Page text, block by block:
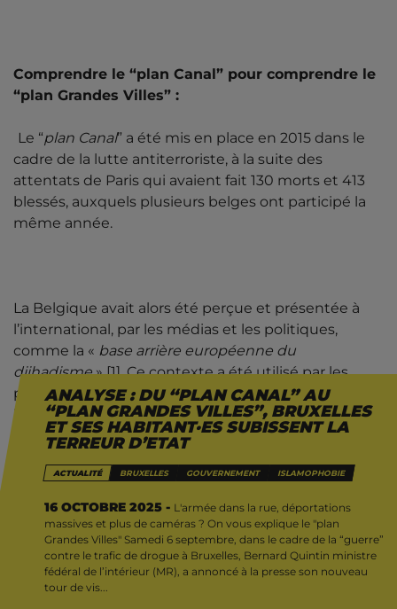
ANALYSE : DU “PLAN CANAL” AU
“PLAN GRANDES VILLES”, BRUXELLES
ET SES HABITANT·ES SUBISSENT LA
TERREUR D’ETAT
ACTUALITÉ BRUXELLES GOUVERNEMENT ISLAMOPHOBIE
16 OCTOBRE 2025 - L'armée dans la rue, déportations
massives et plus de caméras ? On vous explique le "plan
Grandes Villes" Samedi 6 septembre, dans le cadre de la “guerre”
contre le trafic de drogue à Bruxelles, Bernard Quintin ministre
fédéral de l’intérieur (MR), a annoncé à la presse son nouveau
tour de vis...
Comprendre le “plan Canal” pour comprendre le
“plan Grandes Villes” :
Le “plan Canal” a été mis en place en 2015 dans le
cadre de la lutte antiterroriste, à la suite des
attentats de Paris qui avaient fait 130 morts et 413
blessés, auxquels plusieurs belges ont participé la
même année.
La Belgique avait alors été perçue et présentée à
l’international, par les médias et les politiques,
comme la « base arrière européenne du
djihadisme» [1]. Ce contexte a été utilisé par les
politiques pour imposer un ensemble de mesures
hautement répressives et exceptionnelles. Les
quartiers populaires et la communauté musulmane
aujourd’hui de payer les frais. Le “plan Canal” lui-
même succédait, le confidentiel “
plan Mosquée
(initié par le 11 septembre aux Etats-Unis), et le
plan Radicalisme« , lancés respectivement en
2002 et 2005.